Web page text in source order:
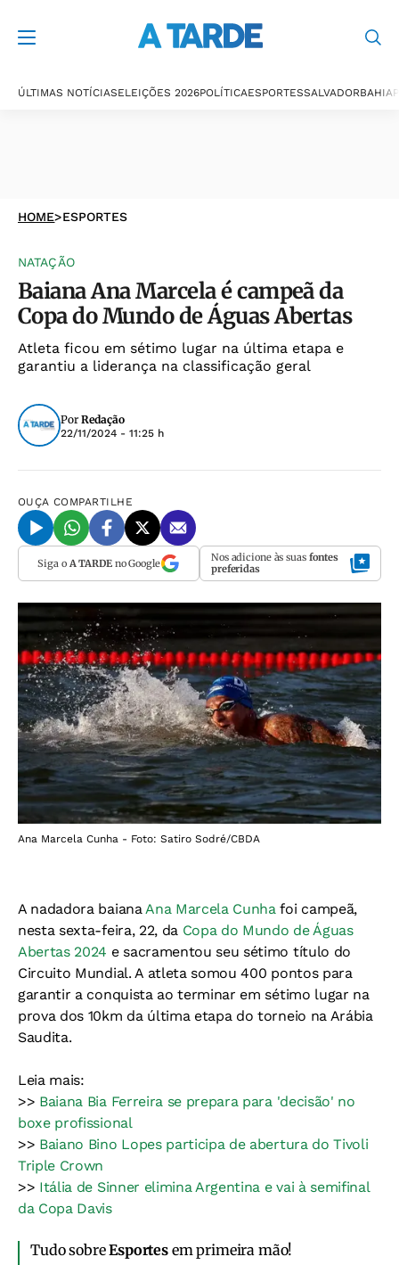
ÚLTIMAS NOTÍCIASELEIÇÕES 2026POLÍTICAESPORTESSALVADORBAHIA
HOME>ESPORTES
NATAÇÃO
Baiana Ana Marcela é campeã da
Copa do Mundo de Águas Abertas
Atleta ficou em sétimo lugar na última etapa e
garantiu a liderança na classificação geral
Por Redação
22/11/2024 - 11:25 h
OUÇA COMPARTILHE
Siga o A TARDEno Google Nos adicione às suas fontes
preferidas
Ana Marcela Cunha - Foto: Satiro Sodré/CBDA
A nadadora baiana Ana Marcela Cunha foi campeã,
nesta sexta-feira, 22, da Copa do Mundo de Águas
Abertas 2024 e sacramentou seu sétimo título do
Circuito Mundial. A atleta somou 400 pontos para
garantir a conquista ao terminar em sétimo lugar na
prova dos 10km da última etapa do torneio na Arábia
Saudita.
Leia mais:
>> Baiana Bia Ferreira se prepara para 'decisão' no
boxe profissional
>> Baiano Bino Lopes participa de abertura do Tivoli
Triple Crown
>> Itália de Sinner elimina Argentina e vai à semifinal
da Copa Davis
Tudo sobreEsportesem primeira mão!